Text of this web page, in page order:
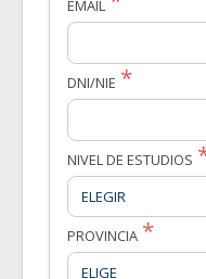
EMAIL
DNI/NIE
NIVEL DE ESTUDIOS
PROVINCIA